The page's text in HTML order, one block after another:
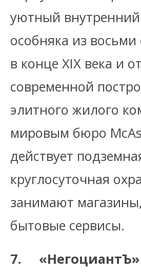
уютный
особняка из
в конце XIX века и
современной
элитного жилого
мировым бюро
действует
круглосуточная
занимают
бытовые сервисы.
7. «НегоциантЪ»